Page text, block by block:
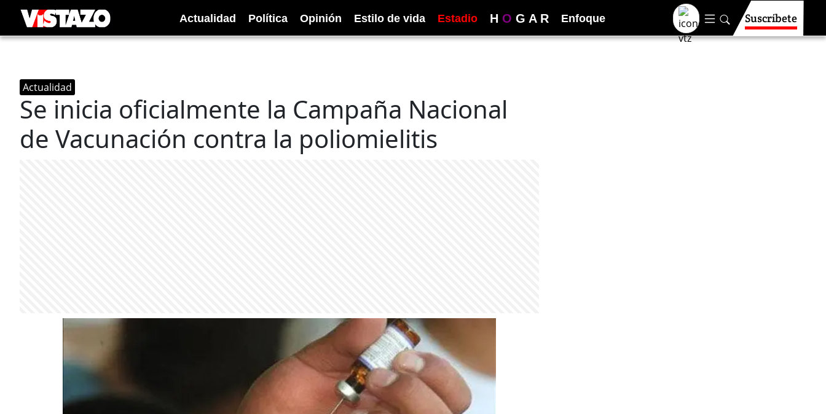
Actualidad Política Opinión Estilo de vida Estadio H O G A R Enfoque Suscríbete
Actualidad
Se inicia oficialmente la Campaña Nacional
de Vacunación contra la poliomielitis